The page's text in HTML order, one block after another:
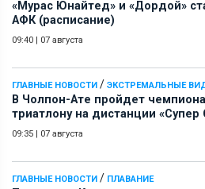
«Мурас Юнайтед» и «Дордой»
АФК (расписание)
09:40 | 07 августа
ГЛАВНЫЕ НОВОСТИ / ЭКСТРЕМАЛЬНЫЕ
В Чолпон-Ате пройдет
триатлону на дистанции «Супер
09:35 | 07 августа
ГЛАВНЫЕ НОВОСТИ / ПЛАВАНИЕ